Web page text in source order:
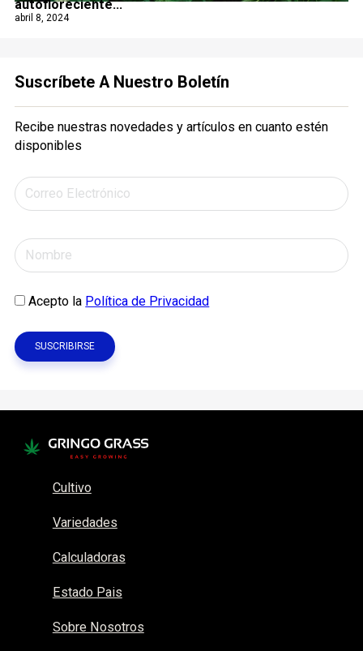
autofloreciente...
abril 8, 2024
Suscríbete A Nuestro Boletín
Recibe nuestras novedades y artículos en cuanto estén
disponibles
Acepto la Política de Privacidad
Cultivo
Variedades
Calculadoras
Estado Pais
Sobre Nosotros